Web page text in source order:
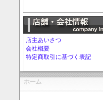
店主あいさつ
会社概要
特定商取引に基づく表記
ホーム